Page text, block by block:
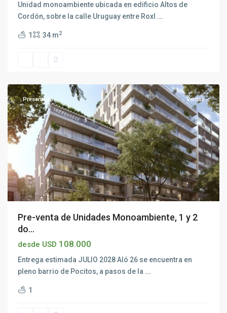
Unidad monoambiente ubicada en edificio Altos de
Cordón, sobre la calle Uruguay entre Roxl ...
1 34 m2
Pocitos
Presentado Ventas
Pre-venta de Unidades Monoambiente, 1 y 2
do...
desde USD 108.000
Entrega estimada JULIO 2028 Aló 26 se encuentra en
pleno barrio de Pocitos, a pasos de la ...
1